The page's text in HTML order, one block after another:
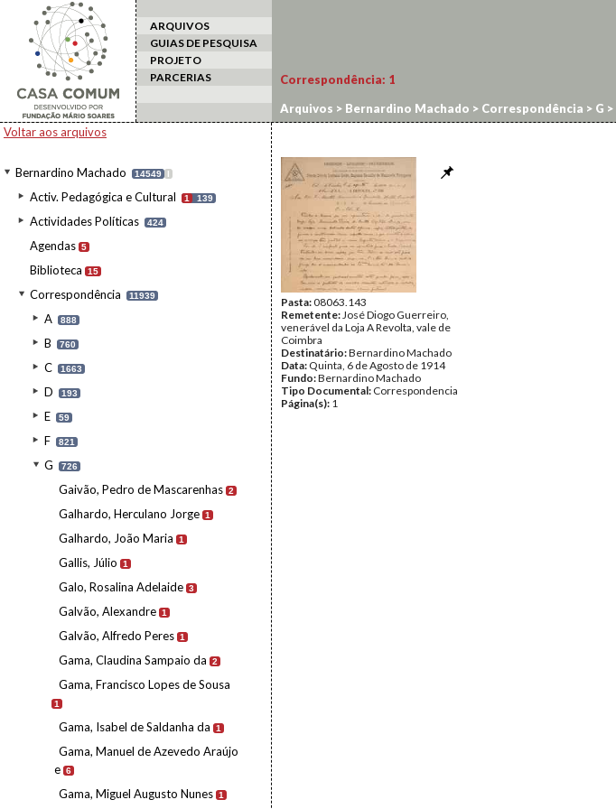
ARQUIVOS
GUIAS DE PESQUISA
PROJETO
PARCERIAS
Voltar aos arquivos
Bernardino Machado 14549 I
Activ. Pedagógica e Cultural 1 139
Actividades Políticas 424
Agendas 5
Biblioteca 15
Correspondência 11939
A 888
B 760
C 1663
D 193
E 59
F 821
G 726
Gaivão, Pedro de Mascarenhas 2
Galhardo, Herculano Jorge 1
Galhardo, João Maria 1
Gallis, Júlio 1
Galo, Rosalina Adelaide 3
Galvão, Alexandre 1
Galvão, Alfredo Peres 1
Gama, Claudina Sampaio da 2
Gama, Francisco Lopes de Sousa
1
Gama, Isabel de Saldanha da 1
Gama, Manuel de Azevedo Araújo
e 6
Gama, Miguel Augusto Nunes 1
Correspondência: 1
Arquivos > Bernardino Machado > Correspondência > G >
Pasta:08063.143
Remetente:José Diogo Guerreiro,
venerável da Loja A Revolta, vale de
Coimbra
Destinatário:Bernardino Machado
Data: Quinta, 6 de Agosto de 1914
Fundo:Bernardino Machado
Tipo Documental: Correspondencia
Página(s): 1